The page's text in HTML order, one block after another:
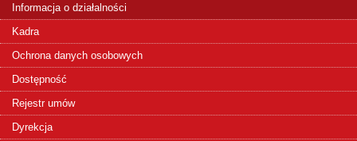
Informacja o działalności
Kadra
Ochrona danych osobowych
Dostępność
Rejestr umów
Dyrekcja